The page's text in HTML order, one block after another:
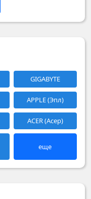
GIGABYTE
APPLE (Эпл)
ACER (Асер)
еще